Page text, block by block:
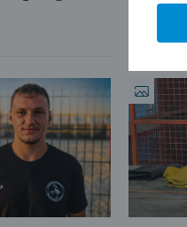
tvrtka...